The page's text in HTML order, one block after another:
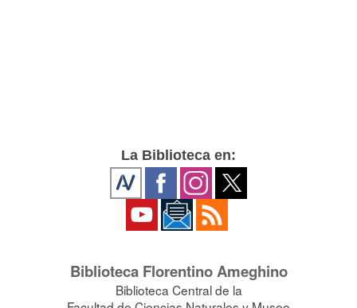
La Biblioteca en:
Biblioteca Florentino Ameghino
Biblioteca Central de la